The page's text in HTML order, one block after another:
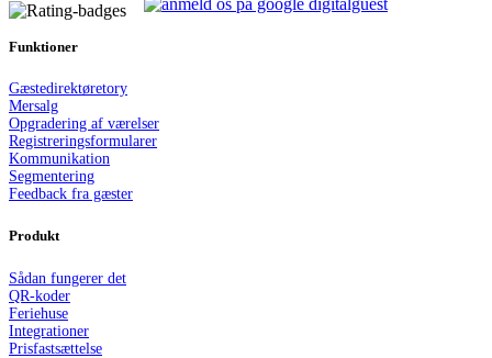
Funktioner
Gæstedirektøretory
Mersalg
Opgradering af værelser
Registreringsformularer
Kommunikation
Segmentering
Feedback fra gæster
Produkt
Sådan fungerer det
QR-koder
Feriehuse
Integrationer
Prisfastsættelse